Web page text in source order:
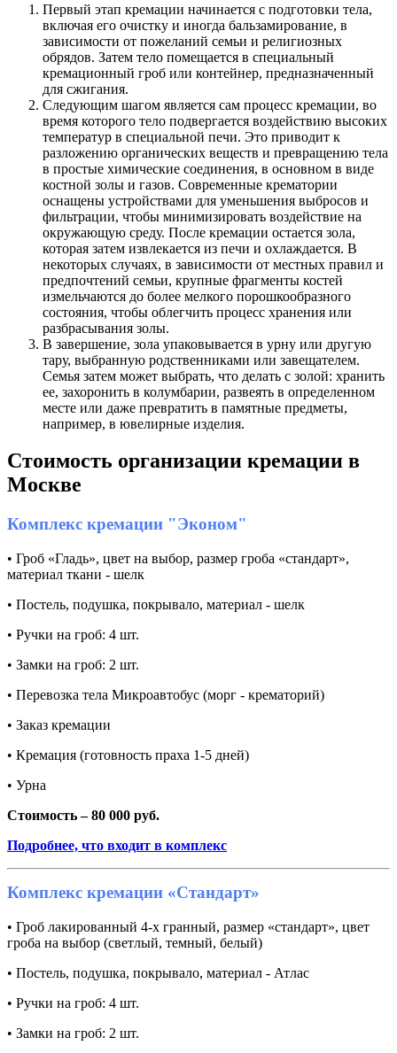
Первый этап кремации начинается с подготовки тела,
включая его очистку и иногда бальзамирование, в
зависимости от пожеланий семьи и религиозных
обрядов. Затем тело помещается в специальный
кремационный гроб или контейнер, предназначенный
для сжигания.
Следующим шагом является сам процесс кремации, во
время которого тело подвергается воздействию высоких
температур в специальной печи. Это приводит к
разложению органических веществ и превращению тела
в простые химические соединения, в основном в виде
костной золы и газов. Современные крематории
оснащены устройствами для уменьшения выбросов и
фильтрации, чтобы минимизировать воздействие на
окружающую среду. После кремации остается зола,
которая затем извлекается из печи и охлаждается. В
некоторых случаях, в зависимости от местных правил и
предпочтений семьи, крупные фрагменты костей
измельчаются до более мелкого порошкообразного
состояния, чтобы облегчить процесс хранения или
разбрасывания золы.
В завершение, зола упаковывается в урну или другую
тару, выбранную родственниками или завещателем.
Семья затем может выбрать, что делать с золой: хранить
ее, захоронить в колумбарии, развеять в определенном
месте или даже превратить в памятные предметы,
например, в ювелирные изделия.
Стоимость организации кремации в
Москве
Комплекс кремации "Эконом"
• Гроб «Гладь», цвет на выбор, размер гроба «стандарт»,
материал ткани - шелк
• Постель, подушка, покрывало, материал - шелк
• Ручки на гроб: 4 шт.
• Замки на гроб: 2 шт.
• Перевозка тела Микроавтобус (морг - крематорий)
• Заказ кремации
• Кремация (готовность праха 1-5 дней)
• Урна
Стоимость – 80 000 руб.
Подробнее, что входит в комплекс
Комплекс кремации «Стандарт»
• Гроб лакированный 4-х гранный, размер «стандарт», цвет
гроба на выбор (светлый, темный, белый)
• Постель, подушка, покрывало, материал - Атлас
• Ручки на гроб: 4 шт.
• Замки на гроб: 2 шт.